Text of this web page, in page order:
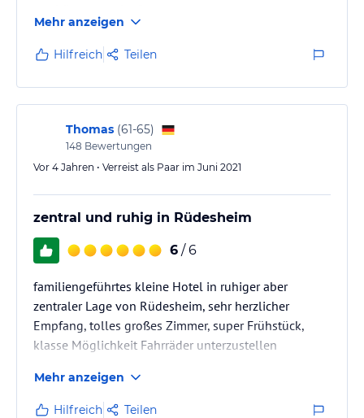
Nur 15 Zimmer und eine Ferienwohnung gehören
zum privat geführten Unternehmen.
Wir sind sehr nett vom Sohn des Hauses empfangen
Christian B. worden, welcher uns alles mit viel
Engagement erklärt und gezeigt hat.
Im Haus gibt es 2 Kühlschränke, die rund um die Uhr
gekühlte Getränke bereit…
Mehr anzeigen
Hilfreich Teilen
Thomas (61-65)
148 Bewertungen
Vor 4 Jahren • Verreist als Paar im Juni 2021
zentral und ruhig in Rüdesheim
6 / 6
familiengeführtes kleine Hotel in ruhiger aber
zentraler Lage von Rüdesheim, sehr herzlicher
Empfang, tolles großes Zimmer, super Frühstück,
klasse Möglichkeit Fahrräder unterzustellen
Mehr anzeigen
Hilfreich Teilen